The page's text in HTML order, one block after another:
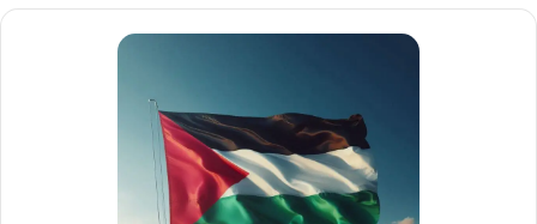
عالم